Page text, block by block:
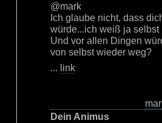
@mark
Ich glaube nicht, dass
würde...ich weiß ja
Und vor allen Dingen
von selbst wieder weg?
... link
Dein Animus